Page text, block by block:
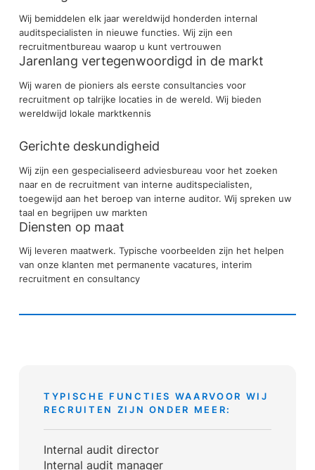
Wij bemiddelen elk jaar wereldwijd honderden internal
auditspecialisten in nieuwe functies. Wij zijn een
recruitmentbureau waarop u kunt vertrouwen
Jarenlang vertegenwoordigd in de markt
Wij waren de pioniers als eerste consultancies voor
recruitment op talrijke locaties in de wereld. Wij bieden
wereldwijd lokale marktkennis
Gerichte deskundigheid
Wij zijn een gespecialiseerd adviesbureau voor het zoeken
naar en de recruitment van interne auditspecialisten,
toegewijd aan het beroep van interne auditor. Wij spreken uw
taal en begrijpen uw markten
Diensten op maat
Wij leveren maatwerk. Typische voorbeelden zijn het helpen
van onze klanten met permanente vacatures, interim
recruitment en consultancy
TYPISCHE FUNCTIES WAARVOOR WIJ
RECRUITEN ZIJN ONDER MEER:
Internal audit director
Internal audit manager